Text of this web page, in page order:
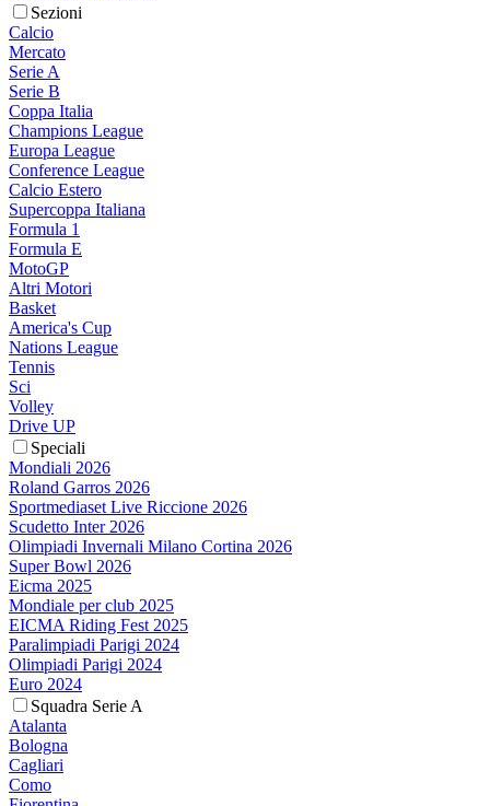
Sezioni
Calcio
Mercato
Serie A
Serie B
Coppa Italia
Champions League
Europa League
Conference League
Calcio Estero
Supercoppa Italiana
Formula 1
Formula E
MotoGP
Altri Motori
Basket
America's Cup
Nations League
Tennis
Sci
Volley
Drive UP
Speciali
Mondiali 2026
Roland Garros 2026
Sportmediaset Live Riccione 2026
Scudetto Inter 2026
Olimpiadi Invernali Milano Cortina 2026
Super Bowl 2026
Eicma 2025
Mondiale per club 2025
EICMA Riding Fest 2025
Paralimpiadi Parigi 2024
Olimpiadi Parigi 2024
Euro 2024
Squadra Serie A
Atalanta
Bologna
Cagliari
Como